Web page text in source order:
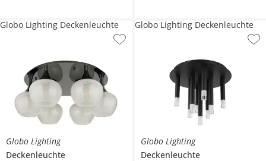
Globo Lighting
Deckenleuchte
Globo Lighting Deckenleuchte
Globo Lighting
Deckenleuchte
Globo Lighting Deckenleuchte